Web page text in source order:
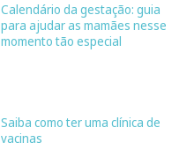
Calendário da gestação: guia
para ajudar as mamães nesse
momento tão especial
Saiba como ter uma clínica de
vacinas